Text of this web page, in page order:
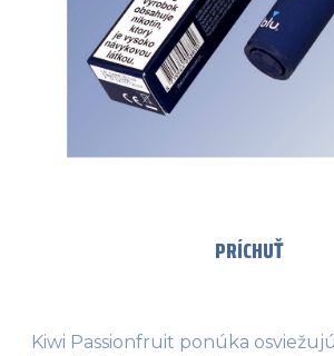
PRÍCHUŤ
Kiwi Passionfruit ponúka